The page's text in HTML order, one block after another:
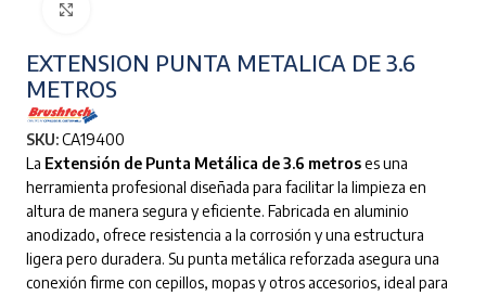
EXTENSION PUNTA METALICA DE 3.6
METROS
SKU:CA19400
La Extensión de Punta Metálica de 3.6 metroses una
herramienta profesional diseñada para facilitar la limpieza en
altura de manera segura y eficiente. Fabricada en aluminio
anodizado, ofrece resistencia a la corrosión y una estructura
ligera pero duradera. Su punta metálica reforzada asegura una
conexión firme con cepillos, mopas y otros accesorios, ideal para